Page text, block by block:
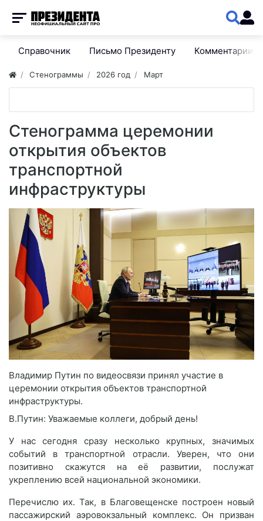
Справочник Письмо Президенту Комментарии
Стенограммы 2026 год Март
Стенограмма церемонии
открытия объектов
транспортной
инфраструктуры
Владимир Путин по видеосвязи принял участие в
церемонии открытия объектов транспортной
инфраструктуры.
В.Путин: Уважаемые коллеги, добрый день!
У нас сегодня сразу несколько крупных, значимых
событий в транспортной отрасли. Уверен, что они
позитивно скажутся на её развитии, послужат
укреплению всей национальной экономики.
Перечислю их. Так, в Благовещенске построен новый
пассажирский аэровокзальный комплекс. Он призван